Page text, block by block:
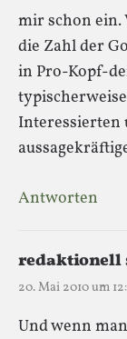
mir schon ein.
die Zahl der
in Pro-Kopf-
Interessierten
Antworten
redaktionell
20. Mai 2010 um
Und wenn